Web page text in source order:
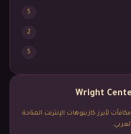
5
2
5
Wright
لأبرز كازينوهات الإنترنت المتاحة